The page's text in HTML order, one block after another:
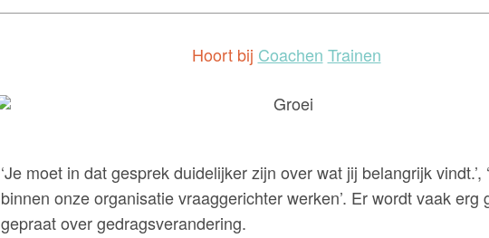
Hoort bij Coachen Trainen
‘Je moet in dat gesprek duidelijker zijn over wat jij belangrijk vindt.’,
binnen onze organisatie vraaggerichter werken’. Er wordt vaak erg
gepraat over gedragsverandering.